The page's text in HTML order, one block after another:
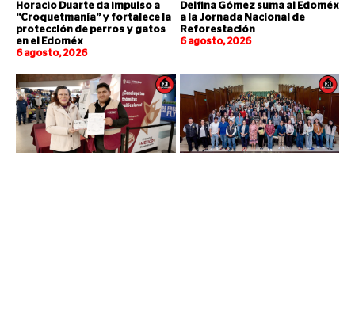
Horacio Duarte da impulso a
“Croquetmanía” y fortalece la
protección de perros y gatos
en el Edoméx
6 agosto, 2026
Delfina Gómez suma al Edoméx
a la Jornada Nacional de
Reforestación
6 agosto, 2026